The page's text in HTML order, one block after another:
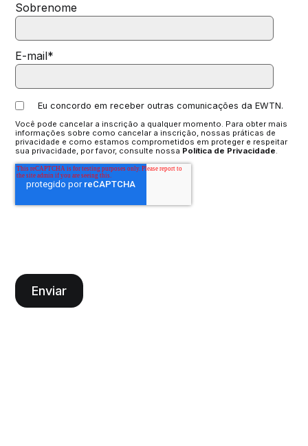
Sobrenome
E-mail*
Eu concordo em receber outras comunicações da EWTN.
Você pode cancelar a inscrição a qualquer momento. Para obter mais
informações sobre como cancelar a inscrição, nossas práticas de
privacidade e como estamos comprometidos em proteger e respeitar
sua privacidade, por favor, consulte nossa Política de Privacidade.